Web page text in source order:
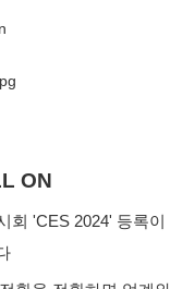
ON
회 'CES 2024' 등록이